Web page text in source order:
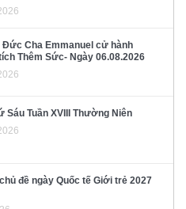
Cha Emmanuel cử hành
Thêm Sức- Ngày 06.08.2026
Sáu Tuần XVIII Thường Niên
đề ngày Quốc tế Giới trẻ 2027